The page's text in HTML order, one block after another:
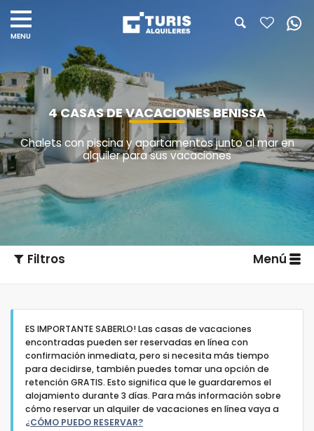
4 CASAS DE VACACIONES BENISSA
Chalets con piscina y apartamentos junto al mar en
alquiler para sus vacaciones
Filtros Menú
Tipo de alojamiento
ES IMPORTANTE SABERLO! Las casas de vacaciones
encontradas pueden ser reservadas en línea con
confirmación inmediata, pero si necesita más tiempo
para decidirse, también puedes tomar una opción de
retención GRATIS. Esto significa que le guardaremos el
alojamiento durante 3 días. Para más información sobre
cómo reservar un alquiler de vacaciones en línea vaya a
¿CÓMO PUEDO RESERVAR?